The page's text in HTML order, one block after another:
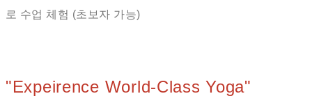
로 수업 체험 (초보자 가능)
"Expeirence World-Class Yoga"